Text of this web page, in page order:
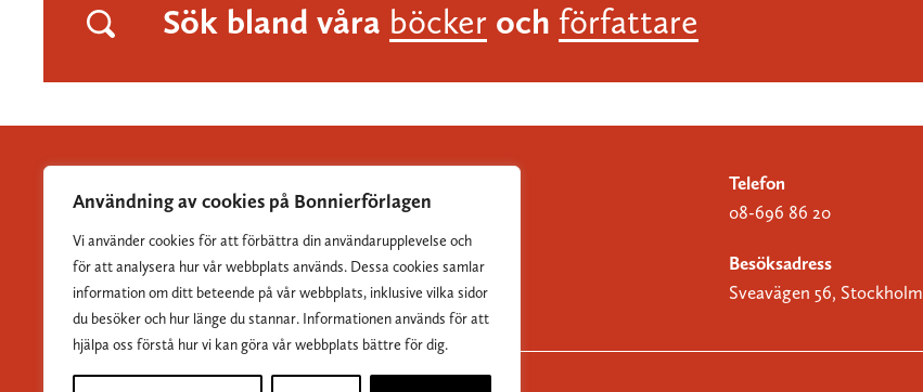
Användning av cookies på Bonnierförlagen
Vi använder cookies för att förbättra din användarupplevelse och
för att analysera hur vår webbplats används. Dessa cookies samlar
information om ditt beteende på vår webbplats, inklusive vilka sidor
du besöker och hur länge du stannar. Informationen används för att
hjälpa oss förstå hur vi kan göra vår webbplats bättre för dig.
Sök bland våra böcker och författare
Albert Bonniers Förlag grundades 1837 och är Sveriges
största skönlitterära förlag.
Telefon
08-696 86 20
Besöksadress
Sveavägen 56, Stockholm